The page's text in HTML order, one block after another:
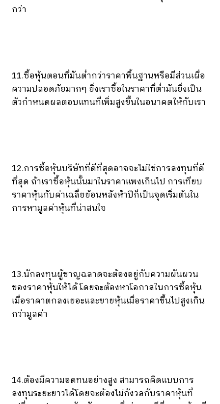
กว่า
11.ซื้อหุ้นตอนที่มันต่ำกว่าราคาพื้นฐานหรือมีส่วนเผื่อ
ความปลอดภัยมากๆ ยิ่งเราซื้อในราคาที่ต่ำมันยิ่งเป็น
ตัวกำหนดผลตอบแทนที่เพิ่มสูงขึ้นในอนาคตให้กับเรา
12.การซื้อหุ้นบริษัทที่ดีที่สุดอาจจะไม่ใช่การลงทุนที่ดี
ที่สุด ถ้าเราซื้อหุ้นนั้นมาในราคาแพงเกินไป การเทียบ
ราคาหุ้นกับค่าเฉลี่ยย้อนหลังห้าปีก็เป็นจุดเริ่มต้นใน
การหามูลค่าหุ้นที่น่าสนใจ
13.นักลงทุนผู้ชาญฉลาดจะต้องอยู่กับความผันผวน
ของราคาหุ้นให้ได้ โดยจะต้องหาโอกาสในการซื้อหุ้น
เมื่อราคาตกลงเยอะและขายหุ้นเมื่อราคาขึ้นไปสูงเกิน
กว่ามูลค่า
14.ต้องมีความอดทนอย่างสูง สามารถคิดแบบการ
ลงทุนระยะยาวได้โดยจะต้องไม่กังวลกับราคาหุ้นที่